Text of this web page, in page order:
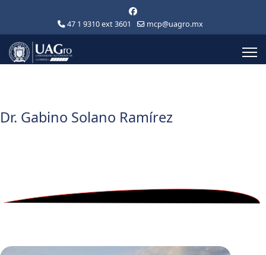
47 1 9310 ext 3601 mcp@uagro.mx
Dr. Gabino Solano Ramírez